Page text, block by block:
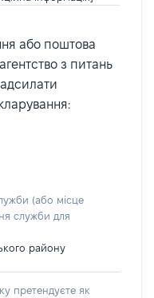
або поштова
з питань
(або місце
служби для
району
претендуєте як